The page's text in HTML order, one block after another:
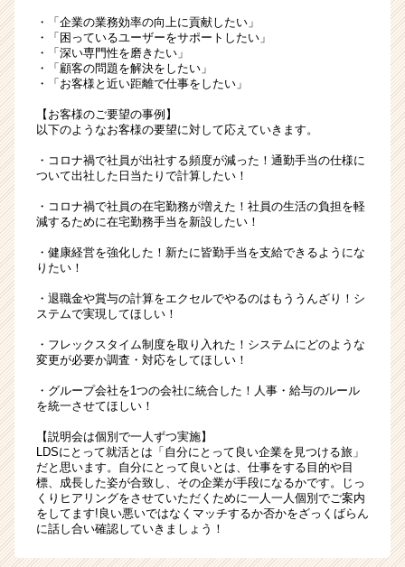
・「企業の業務効率の向上に貢献したい」
・「困っているユーザーをサポートしたい」
・「深い専門性を磨きたい」
・「顧客の問題を解決をしたい」
・「お客様と近い距離で仕事をしたい」
【お客様のご要望の事例】
以下のようなお客様の要望に対して応えていきます。
・コロナ禍で社員が出社する頻度が減った！通勤手当の仕様に
ついて出社した日当たりで計算したい！
・コロナ禍で社員の在宅勤務が増えた！社員の生活の負担を軽
減するために在宅勤務手当を新設したい！
・健康経営を強化した！新たに皆勤手当を支給できるようにな
りたい！
・退職金や賞与の計算をエクセルでやるのはもううんざり！シ
ステムで実現してほしい！
・フレックスタイム制度を取り入れた！システムにどのような
変更が必要か調査・対応をしてほしい！
・グループ会社を1つの会社に統合した！人事・給与のルール
を統一させてほしい！
【説明会は個別で一人ずつ実施】
LDSにとって就活とは「自分にとって良い企業を見つける旅」
だと思います。自分にとって良いとは、仕事をする目的や目
標、成長した姿が合致し、その企業が手段になるかです。じっ
くりヒアリングをさせていただくために一人一人個別でご案内
をしてます!良い悪いではなくマッチするか否かをざっくばらん
に話し合い確認していきましょう！